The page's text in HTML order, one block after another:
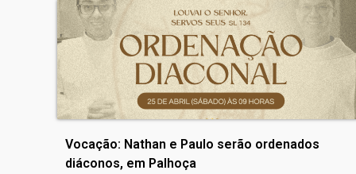
Vocação: Nathan e Paulo serão ordenados
diáconos, em Palhoça